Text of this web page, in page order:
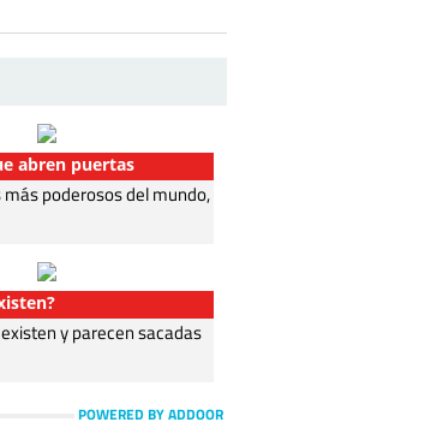
abren puertas
poderosos del mundo,
y parecen sacadas
POWERED BY ADDOOR